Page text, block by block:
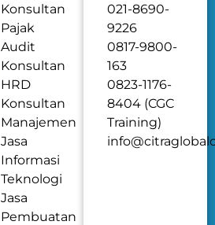
Konsultan
Pajak
Audit
Konsultan
HRD
Konsultan
Manajemen
Jasa
Informasi
Teknologi
Jasa
Pembuatan
021-8690-
9226
0817-9800-
163
0823-1176-
8404 (CGC
Training)